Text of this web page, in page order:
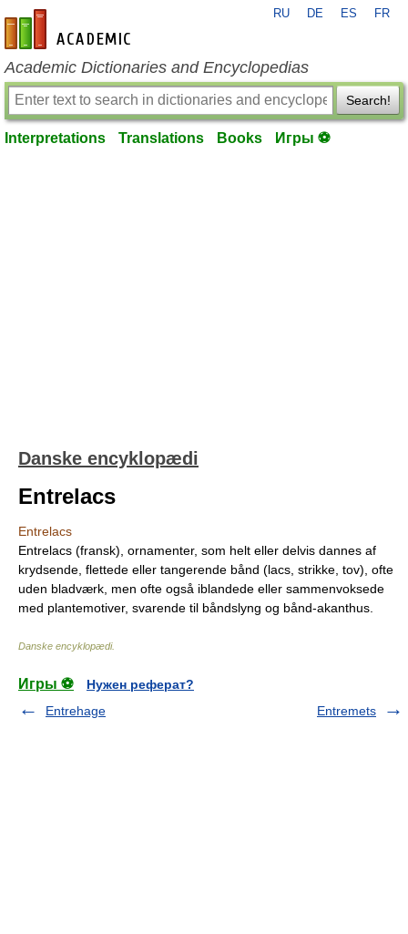
en-academic.com
RU DE ES FR
Academic Dictionaries and Encyclopedias
Search!
Interpretations Translations Books Игры ⚽
Danske encyklopædi
Entrelacs
Entrelacs
Entrelacs (fransk), ornamenter, som helt eller delvis dannes af
krydsende, flettede eller tangerende bånd (lacs, strikke, tov), ofte
uden bladværk, men ofte også iblandede eller sammenvoksede
med plantemotiver, svarende til båndslyng og bånd-akanthus.
Danske encyklopædi.
Игры ⚽
Нужен реферат?
Entrehage
Entremets